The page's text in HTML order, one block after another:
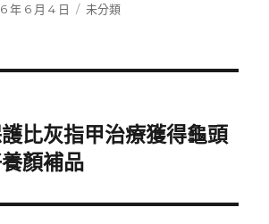
年 6 月 4 日
分
未分類
比灰指甲治療獲得龜頭
顏補品